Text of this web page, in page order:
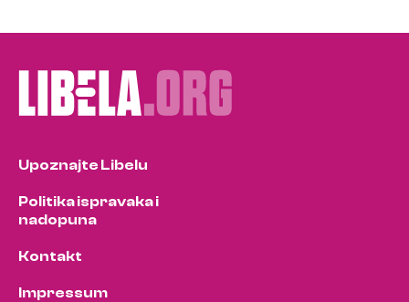
pagination
Upoznajte Libelu
Politika ispravaka i
nadopuna
Kontakt
Impressum